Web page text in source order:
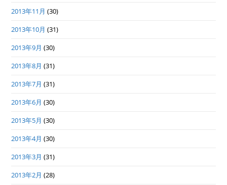
2013年11月 (30)
2013年10月 (31)
2013年9月 (30)
2013年8月 (31)
2013年7月 (31)
2013年6月 (30)
2013年5月 (30)
2013年4月 (30)
2013年3月 (31)
2013年2月 (28)